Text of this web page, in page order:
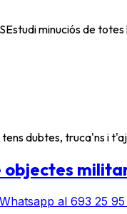
Estudi minuciós de totes
tens dubtes, truca'ns i
objectes
al 693 25 95